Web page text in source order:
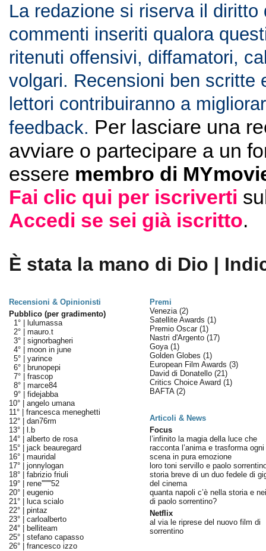
La redazione si riserva il diritto
commenti inseriti qualora
ritenuti offensivi, diffamatori,
volgari. Recensioni ben scritte
lettori contribuiranno a
feedback. Per lasciare una
avviare o partecipare a un
essere membro di
Fai clic qui per iscriverti
Accedi se sei già iscritto.
È stata la mano di Dio |
Recensioni & Opinionisti
Premi
Pubblico (per gradimento)
1° |
lulumassa
2° | mauro.t
3° | signorbagheri
4° | moon in june
5° | yarince
6° |
brunopepi
7° | frascop
8° | marce84
9° | fidejabba
10° | angelo umana
11° | francesca meneghetti
12° | dan76rm
13° |
l.b
14° | alberto de rosa
15° | jack beauregard
16° | mauridal
17° | jonnylogan
18° | fabrizio friuli
19° | rene''''''''52
20° | eugenio
21° |
luca scialo
22° | pintaz
23° | carloalberto
24° |
belliteam
25° | stefano capasso
26° | francesco izzo
Venezia (2)
Satellite Awards (1)
Premio Oscar (1)
Nastri d'Argento (17)
Goya (1)
Golden Globes (1)
European Film Awards (3)
David di Donatello (21)
Critics Choice Award (1)
BAFTA (2)
Articoli & News
Focus
l’infinito la magia della luce che
racconta l’anima e trasforma ogni
scena in pura emozione
loro toni servillo e paolo
storia breve di un duo fedele di
del cinema
quanta napoli c’è nella storia e
di paolo sorrentino?
Netflix
al via le riprese del nuovo film di
sorrentino